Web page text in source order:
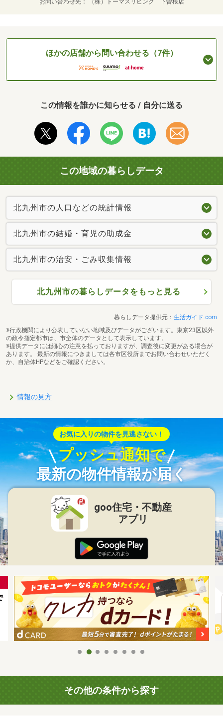
お問い合わせ先 （株）トーマスリビング 下曽根店
ほかの店舗から問い合わせる（7件）
この情報を誰かに知らせる / 自分に送る
この地域の暮らしデータ
北九州市の人口などの統計情報
北九州市の結婚・育児の助成金
北九州市の治安・ごみ収集情報
北九州市の暮らしデータをもっと見る
暮らしデータ提供元： 生活ガイド.com
※行政機関により公表していない地域及びデータがございます。東京23区以外
の政令指定都市は、市全体のデータとして表示しています。
※提供データには細心の注意を払っておりますが、調査後に変更がある場合が
あります。 最新の情報につきましては各市区役所までお問い合わせいただく
か、自治体HPなどをご確認ください。
情報の見方
お気に入りの物件を見逃さない！
プッシュ通知で
最新の物件情報が届く
goo住宅・不動産
アプリ
その他の条件から探す